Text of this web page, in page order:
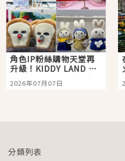
角色IP粉絲購物天堂再
升級！KIDDY LAND 原
宿店吉伊卡哇迎客，新
開幕 OMOKADO 店3分
2026年07月07日
分類列表